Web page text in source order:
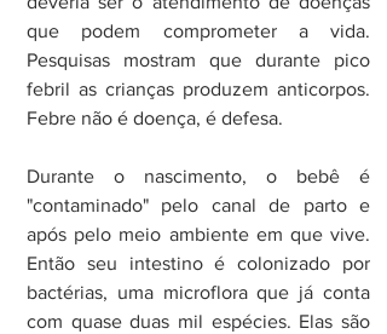
que podem comprometer a vida.
Pesquisas mostram que durante pico
febril as crianças produzem anticorpos.
Febre não é doença, é defesa.
Durante o nascimento, o bebê é
"contaminado" pelo canal de parto e
após pelo meio ambiente em que vive.
Então seu intestino é colonizado por
bactérias, uma microflora que já conta
com quase duas mil espécies. Elas são